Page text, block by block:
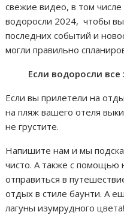
свежие видео, в том
водоросли 2024, чтобы вы
последних событий и
могли правильно
Если водоросли
Если вы прилетели на
на пляж вашего отеля
не грустите.
Напишите нам и мы
чисто. А также с
отправиться в
отдых в стиле баунти. А
лагуны изумрудного